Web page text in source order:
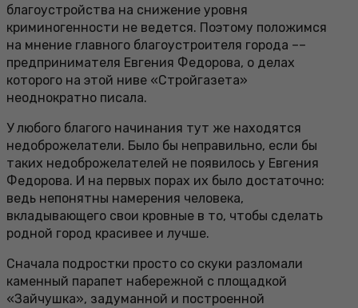
благоустройства на снижение уровня
криминогенности не ведется. Поэтому положимся
на мнение главного благоустроителя города ––
предпринимателя Евгения Федорова, о делах
которого на этой ниве «Стройгазета»
неоднократно писала.
У любого благого начинания тут же находятся
недоброжелатели. Было бы неправильно, если бы
таких недоброжелателей не появилось у Евгения
Федорова. И на первых порах их было достаточно:
ведь непонятны намерения человека,
вкладывающего свои кровные в то, чтобы сделать
родной город красивее и лучше.
Сначала подростки просто со скуки разломали
каменный парапет набережной с площадкой
«Зайчушка», задуманной и построенной